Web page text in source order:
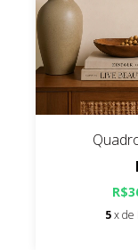
5x de